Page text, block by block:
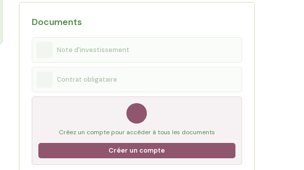
Documents
Note d'investissement
Contrat obligataire
Créez un compte pour accéder à tous les documents
Créer un compte